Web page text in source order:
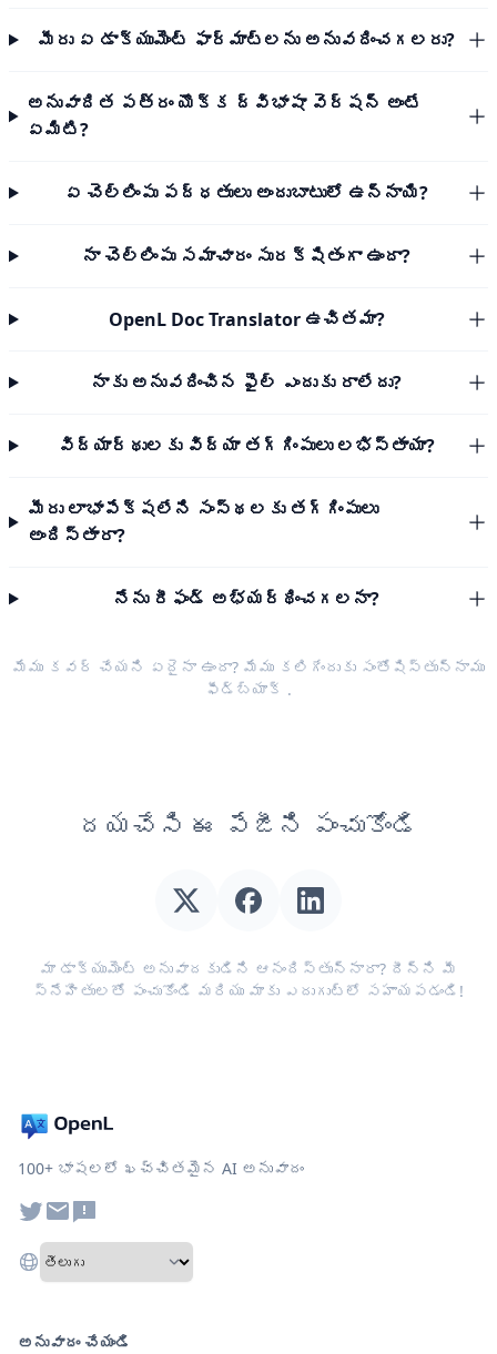
మీరు ఏ డాక్యుమెంట్ ఫార్మాట్‌లను అనువదించగలరు?
అనువాదిత పత్రం యొక్క ద్విభాషా వెర్షన్ అంటే
ఏమిటి?
ఏ చెల్లింపు పద్ధతులు అందుబాటులో ఉన్నాయి?
నా చెల్లింపు సమాచారం సురక్షితంగా ఉందా?
OpenL Doc Translator ఉచితమా?
నాకు అనువదించిన ఫైల్ ఎందుకు రాలేదు?
విద్యార్థులకు విద్యా తగ్గింపులు లభిస్తాయా?
మీరు లాభాపేక్షలేని సంస్థలకు తగ్గింపులు
అందిస్తారా?
నేను రీఫండ్ అభ్యర్థించగలనా?
మేము కవర్ చేయని ఏదైనా ఉందా? మేము కలిగేందుకు సంతోషిస్తున్నాము
ఫీడ్‌బ్యాక్ .
దయచేసి ఈ పేజీని పంచుకోండి
మా డాక్యుమెంట్ అనువాదకుడిని ఆనందిస్తున్నారా? దీన్ని మీ
స్నేహితులతో పంచుకోండి మరియు మాకు ఎదుగుట్లో సహాయపడండి!
100+ భాషలలో ఖచ్చితమైన AI అనువాదం
అనువాదం చేయండి